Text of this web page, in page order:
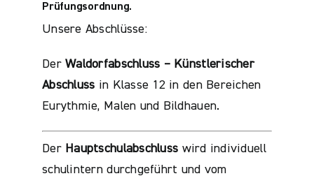
Prüfungsordnung.
Unsere Abschlüsse:
DerWaldorfabschluss – Künstlerischer
Abschluss in Klasse 12 in den Bereichen
Eurythmie, Malen und Bildhauen.
Der Hauptschulabschluss wird individuell
schulintern durchgeführt und vom